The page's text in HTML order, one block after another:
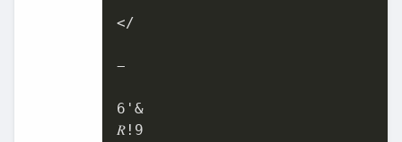
</
−
6'&
𝑅!9